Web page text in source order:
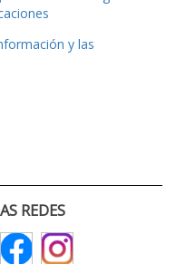
y las
REDES